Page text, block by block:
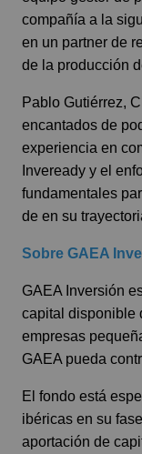
compañía a la
en un partner de
de la producción
Pablo Gutiérrez,
encantados de
experiencia en
Inveready y el
fundamentales
de en su
Sobre GAEA
GAEA Inversión
capital disponible
empresas
GAEA pueda
El fondo está
ibéricas en su
aportación de